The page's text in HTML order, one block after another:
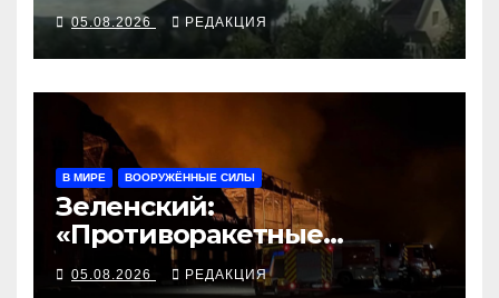
05.08.2026 РЕДАКЦИЯ
В МИРЕ ВООРУЖЁННЫЕ СИЛЫ
Зеленский:
«Противоракетные
средства могли бы спасти
погибших сегодня»
05.08.2026 РЕДАКЦИЯ